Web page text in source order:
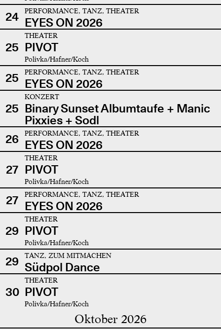
24 PERFORMANCE, TANZ, THEATER
EYES ON 2026
25
THEATER
PIVOT
Polivka/Hafner/Koch
25 PERFORMANCE, TANZ, THEATER
EYES ON 2026
25
KONZERT
Binary Sunset Albumtaufe + Manic
Pixxies + Sodl
26
PERFORMANCE, TANZ, THEATER
EYES ON 2026
27
THEATER
PIVOT
Polivka/Hafner/Koch
27 PERFORMANCE, TANZ, THEATER
EYES ON 2026
29
THEATER
PIVOT
Polivka/Hafner/Koch
29 TANZ, ZUM MITMACHEN
Südpol Dance
30
THEATER
PIVOT
Polivka/Hafner/Koch
Oktober 2026